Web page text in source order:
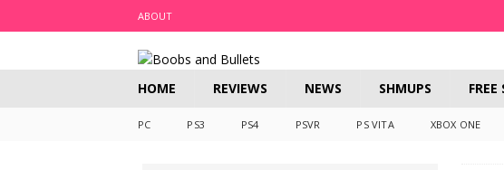
ABOUT
HOME REVIEWS NEWS SHMUPS FREE
PC PS3 PS4 PSVR PS VITA XBOX ONE